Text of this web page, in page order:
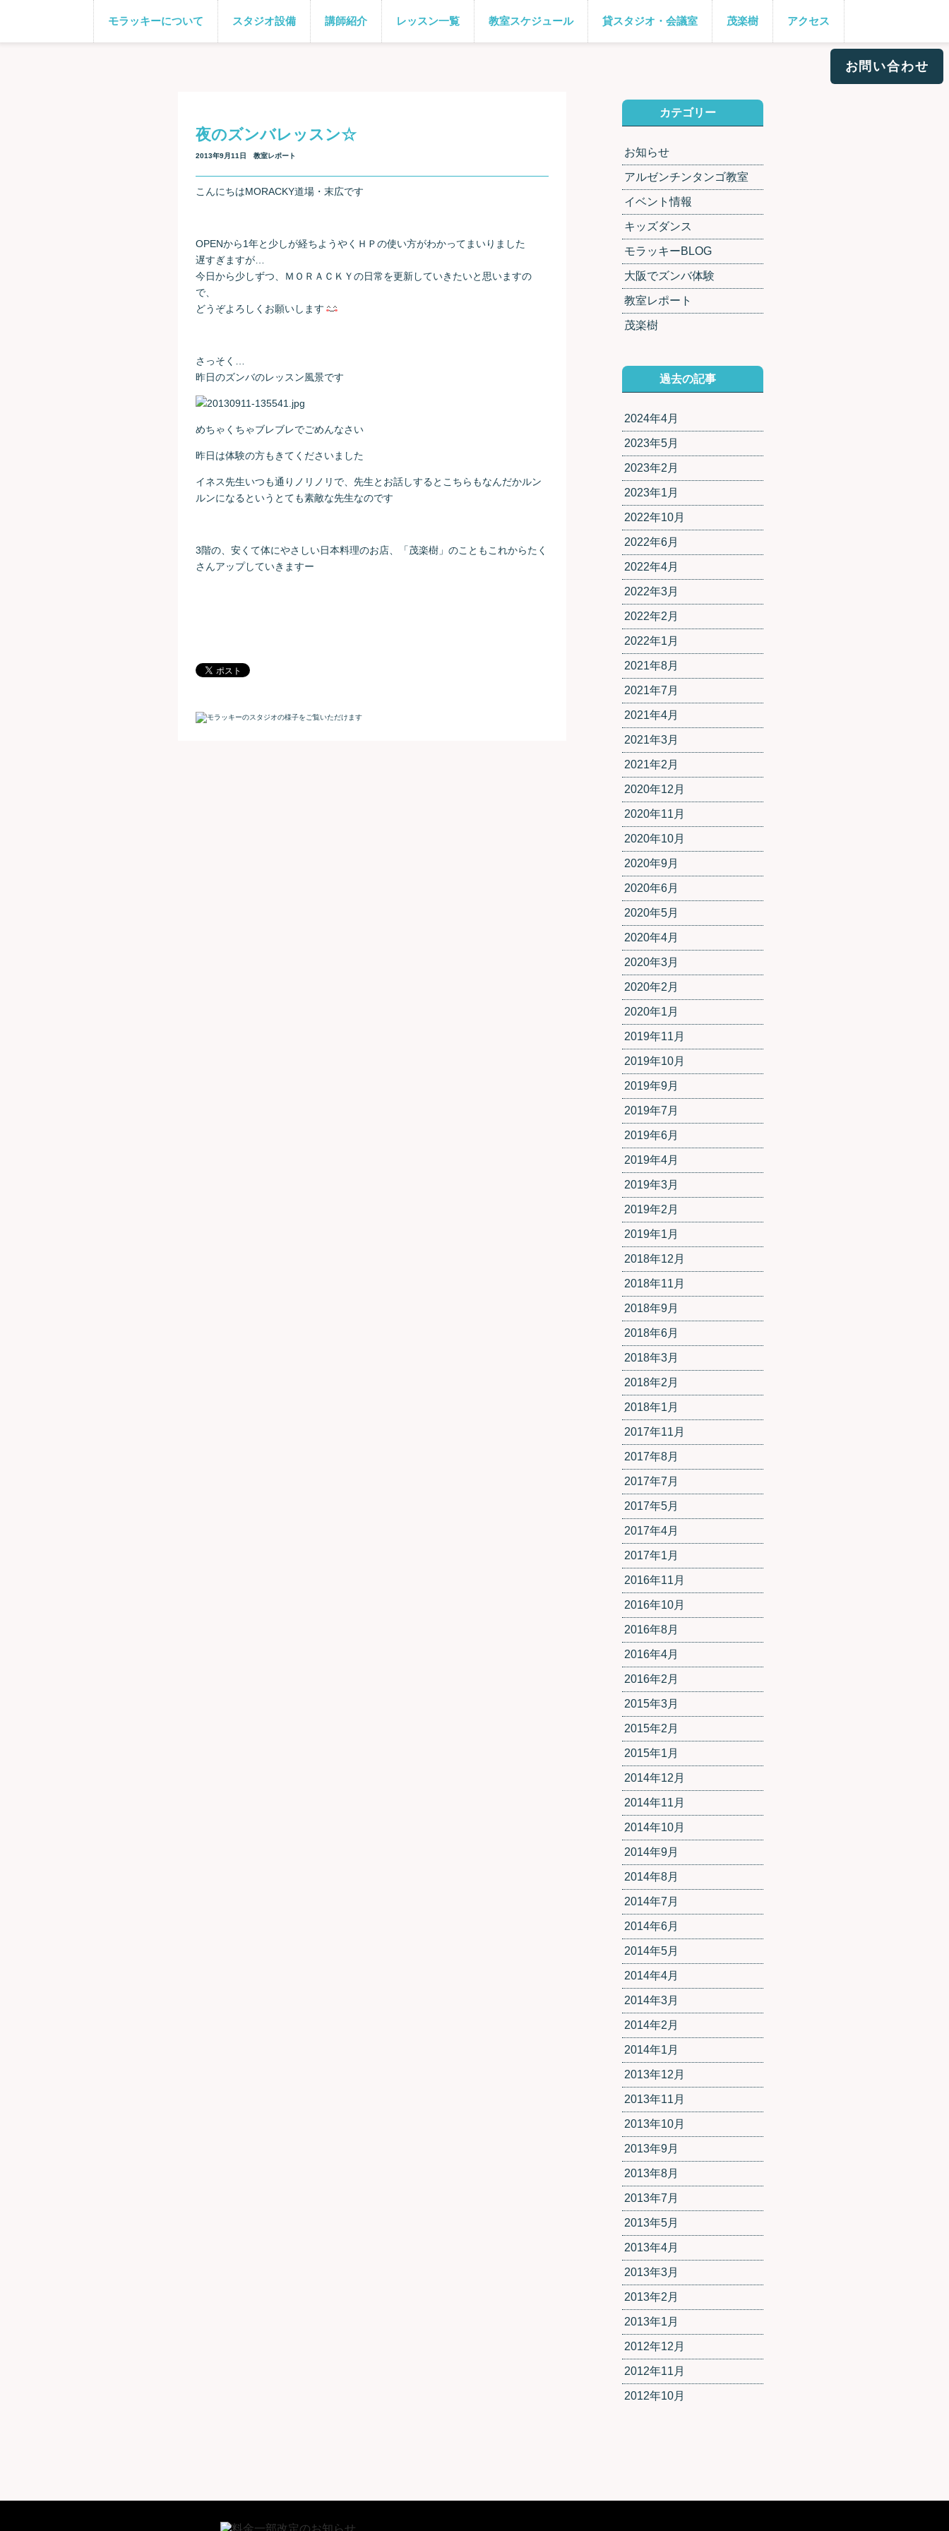
お問い合わせ
モラッキーについて スタジオ設備 講師紹介 レッスン一覧 教室スケジュール 貸スタジオ・会議室 茂楽樹 アクセス
夜のズンバレッスン☆
2013年9月11日 教室レポート
こんにちはMORACKY道場・末広です
OPENから1年と少しが経ちようやくＨＰの使い方がわかってまいりました
遅すぎますが…
今日から少しずつ、ＭＯＲＡＣＫＹの日常を更新していきたいと思いますの
で、
どうぞよろしくお願いします
さっそく…
昨日のズンバのレッスン風景です
めちゃくちゃブレブレでごめんなさい
昨日は体験の方もきてくださいました
イネス先生いつも通りノリノリで、先生とお話しするとこちらもなんだかルン
ルンになるというとても素敵な先生なのです
3階の、安くて体にやさしい日本料理のお店、「茂楽樹」のこともこれからたく
さんアップしていきますー
カテゴリー
お知らせ
アルゼンチンタンゴ教室
イベント情報
キッズダンス
モラッキーBLOG
大阪でズンバ体験
教室レポート
茂楽樹
過去の記事
2024年4月
2023年5月
2023年2月
2023年1月
2022年10月
2022年6月
2022年4月
2022年3月
2022年2月
2022年1月
2021年8月
2021年7月
2021年4月
2021年3月
2021年2月
2020年12月
2020年11月
2020年10月
2020年9月
2020年6月
2020年5月
2020年4月
2020年3月
2020年2月
2020年1月
2019年11月
2019年10月
2019年9月
2019年7月
2019年6月
2019年4月
2019年3月
2019年2月
2019年1月
2018年12月
2018年11月
2018年9月
2018年6月
2018年3月
2018年2月
2018年1月
2017年11月
2017年8月
2017年7月
2017年5月
2017年4月
2017年1月
2016年11月
2016年10月
2016年8月
2016年4月
2016年2月
2015年3月
2015年2月
2015年1月
2014年12月
2014年11月
2014年10月
2014年9月
2014年8月
2014年7月
2014年6月
2014年5月
2014年4月
2014年3月
2014年2月
2014年1月
2013年12月
2013年11月
2013年10月
2013年9月
2013年8月
2013年7月
2013年5月
2013年4月
2013年3月
2013年2月
2013年1月
2012年12月
2012年11月
2012年10月